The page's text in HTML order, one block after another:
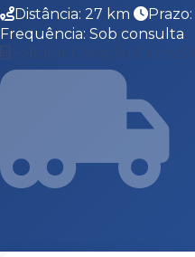
Distância: 27 km
Frequência: Sob consulta